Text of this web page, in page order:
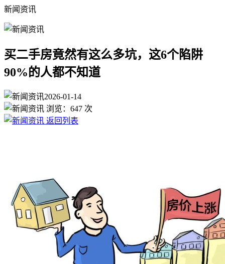
新闻资讯
买二手房竟然有这么多坑，这6个陷阱
90%的人都不知道
2026-01-14
浏览： 647 次
返回列表